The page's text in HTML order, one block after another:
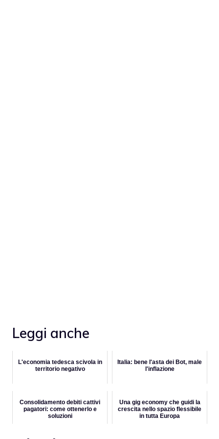
Leggi anche
L'economia tedesca scivola in
territorio negativo
Italia: bene l'asta dei Bot, male
l'inflazione
Consolidamento debiti cattivi
pagatori: come ottenerlo e
soluzioni
Una gig economy che guidi la
crescita nello spazio flessibile
in tutta Europa